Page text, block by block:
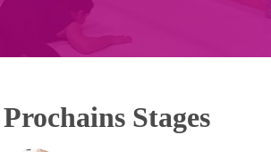
Prochains Stages